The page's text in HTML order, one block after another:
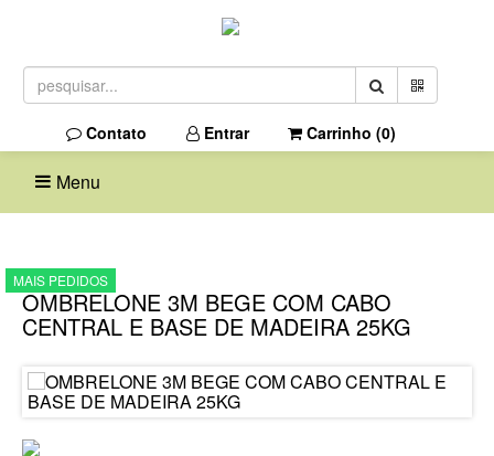
Contato Entrar Carrinho (0)
Menu
OMBRELONE 3M BEGE COM CABO
CENTRAL E BASE DE MADEIRA 25KG
MAIS PEDIDOS